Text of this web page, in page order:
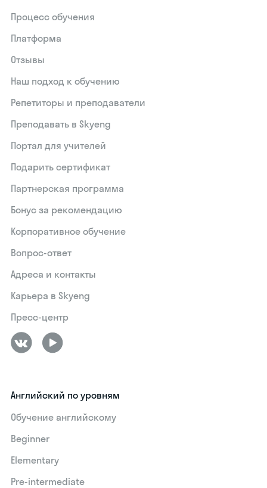
Процесс обучения
Платформа
Отзывы
Наш подход к обучению
Репетиторы и преподаватели
Преподавать в Skyeng
Портал для учителей
Подарить сертификат
Партнерская программа
Бонус за рекомендацию
Корпоративное обучение
Вопрос-ответ
Адреса и контакты
Карьера в Skyeng
Пресс-центр
Английский по уровням
Обучение английскому
Beginner
Elementary
Pre-intermediate